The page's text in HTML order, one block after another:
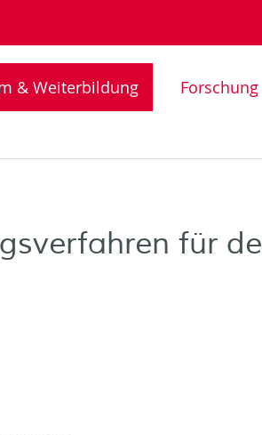
& Weiterbildung Forschung
für